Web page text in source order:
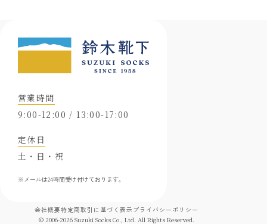
営業時間
9:00-12:00 / 13:00-17:00
定休日
土・日・祝
※メールは24時間受け付けております。
© 2006-2026Suzuki Socks Co., Ltd. All Rights Reserved.
会社概要特定商取引に基づく表示 プライバシーポリシー